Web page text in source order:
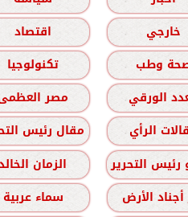
خارجي اقتصاد
وطب تكنولوجيا
الورقي مصر
الرأي مقال رئيس
رئيس التحرير الزمان
الأرض سماء عربية